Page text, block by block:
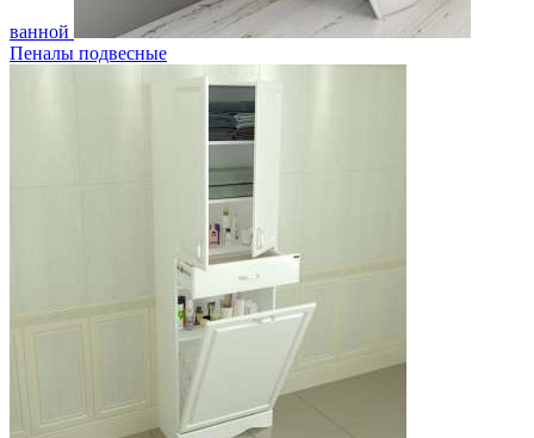
ванной
Пеналы подвесные